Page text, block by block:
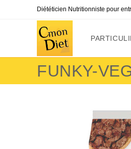
Diététicien Nutritionniste pour
FUNKY-